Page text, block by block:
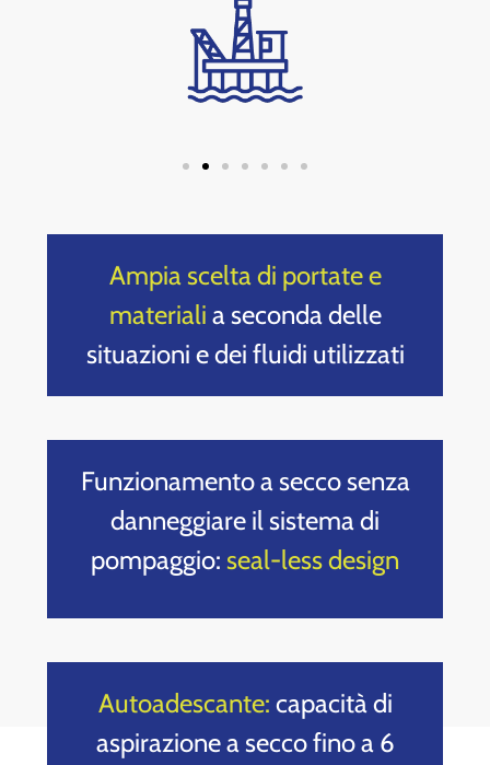
Ampia scelta di portate e
materiali a seconda delle
situazioni e dei fluidi utilizzati
Funzionamento a secco senza
danneggiare il sistema di
pompaggio: seal-less design
Autoadescante: capacità di
aspirazione a secco fino a 6